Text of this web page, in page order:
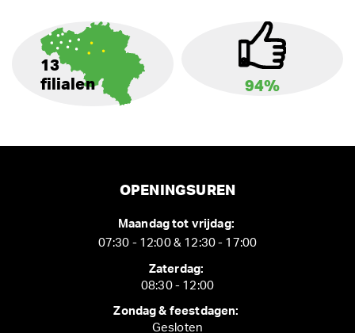
13
filialen
94%
OPENINGSUREN
Maandag tot vrijdag:
07:30 - 12:00 & 12:30 - 17:00
Zaterdag:
08:30 - 12:00
Zondag & feestdagen:
Gesloten